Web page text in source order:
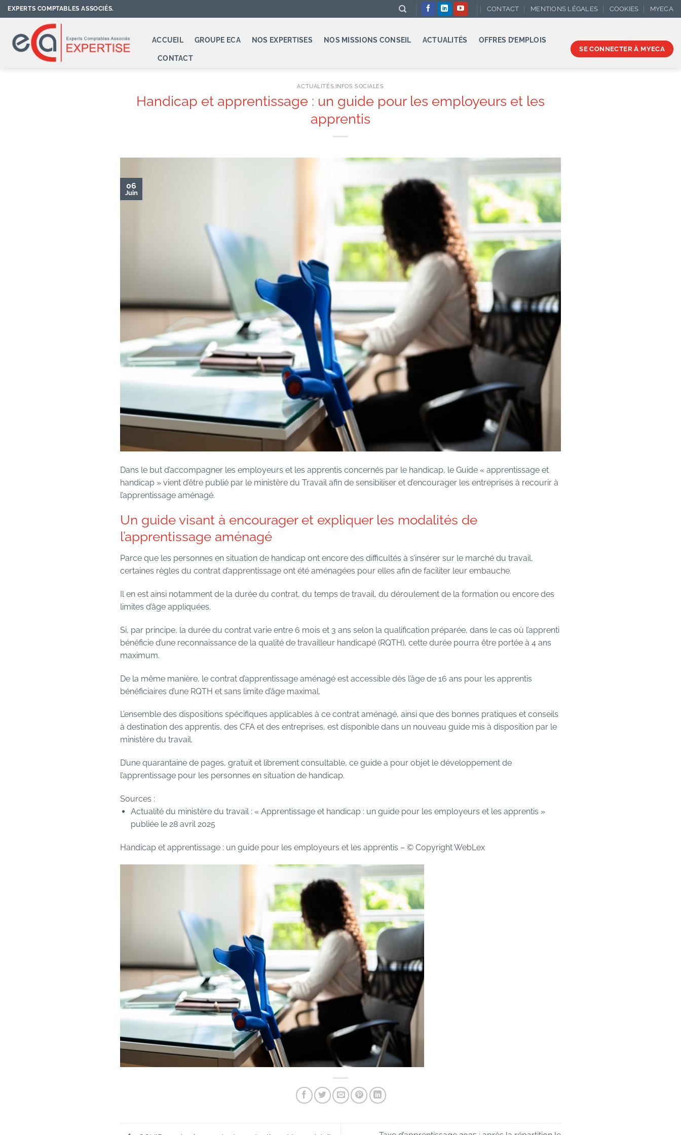
Passer
au
contenu
EXPERTS COMPTABLES ASSOCIÉS. CONTACT MENTIONS LÉGALES COOKIES MYECA
ACCUEIL GROUPE ECA NOS EXPERTISES NOS MISSIONS CONSEIL ACTUALITÉS OFFRES D’EMPLOIS
CONTACT
SE CONNECTER À MYECA
ACTUALITÉS,INFOS SOCIALES
Handicap et apprentissage : un guide pour les employeurs et les
apprentis
06
Juin
Dans le but d’accompagner les employeurs et les apprentis concernés par le handicap, le Guide « apprentissage et
handicap » vient d’être publié par le ministère du Travail afin de sensibiliser et d’encourager les entreprises à recourir à
l’apprentissage aménagé.
Un guide visant à encourager et expliquer les modalités de
l’apprentissage aménagé
Parce que les personnes en situation de handicap ont encore des difficultés à s’insérer sur le marché du travail,
certaines règles du contrat d’apprentissage ont été aménagées pour elles afin de faciliter leur embauche.
Il en est ainsi notamment de la durée du contrat, du temps de travail, du déroulement de la formation ou encore des
limites d’âge appliquées.
Si, par principe, la durée du contrat varie entre 6 mois et 3 ans selon la qualification préparée, dans le cas où l’apprenti
bénéficie d’une reconnaissance de la qualité de travailleur handicapé (RQTH), cette durée pourra être portée à 4 ans
maximum.
De la même manière, le contrat d’apprentissage aménagé est accessible dès l’âge de 16 ans pour les apprentis
bénéficiaires d’une RQTH et sans limite d’âge maximal.
L’ensemble des dispositions spécifiques applicables à ce contrat aménagé, ainsi que des bonnes pratiques et conseils
à destination des apprentis, des CFA et des entreprises, est disponible dans un nouveau guide mis à disposition par le
ministère du travail.
D’une quarantaine de pages, gratuit et librement consultable, ce guide a pour objet le développement de
l’apprentissage pour les personnes en situation de handicap.
Sources :
Actualité du ministère du travail : « Apprentissage et handicap : un guide pour les employeurs et les apprentis »
publiée le 28 avril 2025
Handicap et apprentissage : un guide pour les employeurs et les apprentis – © Copyright WebLex